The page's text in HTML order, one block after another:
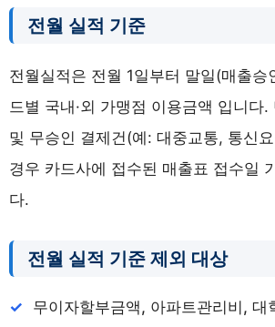
전월 실적 기준
전월실적은 전월 1일부터 말일(매출승
드별 국내·외 가맹점 이용금액 입니다
및 무승인 결제건(예: 대중교통, 통신
경우 카드사에 접수된 매출표 접수일
다.
전월 실적 기준 제외 대상
무이자할부금액, 아파트관리비, 대